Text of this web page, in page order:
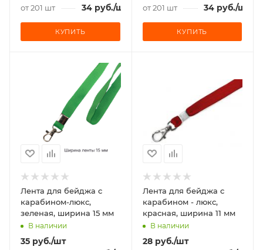
от 201 шт 34 руб./шт
КУПИТЬ
от 201 шт 34руб./шт
КУПИТЬ
Лента для бейджа c
карабином-люкс,
зеленая, ширина 15 мм
В наличии
35 руб./шт
Лента для бейджа c
карабином - люкс,
красная, ширина 11 мм
В наличии
28руб./шт